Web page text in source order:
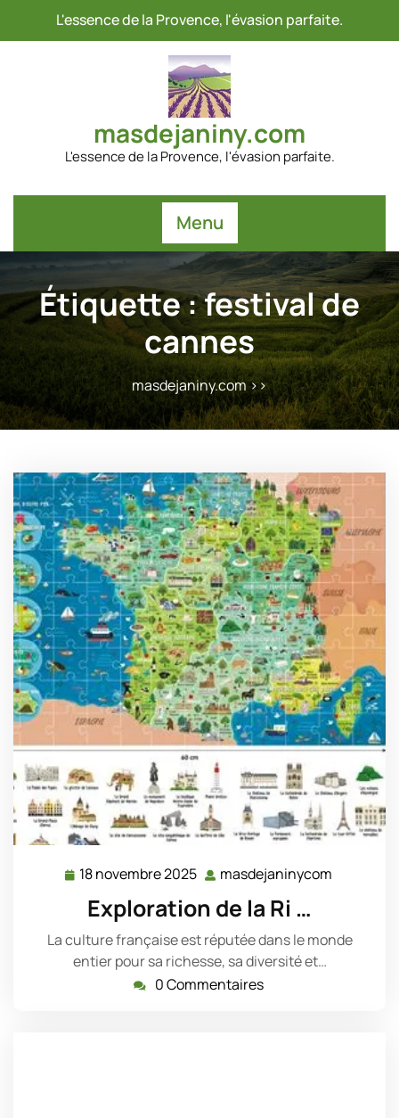
L'essence de la Provence, l'évasion parfaite.
masdejaniny.com
L'essence de la Provence, l'évasion parfaite.
Menu
Étiquette :festival de
cannes
masdejaniny.com>>
18 novembre 2025 18
novembre
2025
masdejaninycom
Exploration de la Ri …
La culture française est réputée dans le monde
entier pour sa richesse, sa diversité et…
0 Commentaires